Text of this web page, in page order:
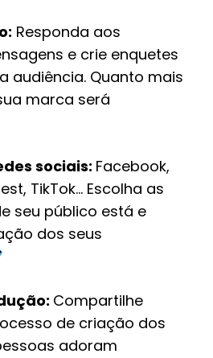
Responda aos
e crie enquetes
audiência. Quanto mais
marca será
sociais: Facebook,
TikTok… Escolha as
seu público está e
dos seus
Compartilhe
de criação dos
adoram